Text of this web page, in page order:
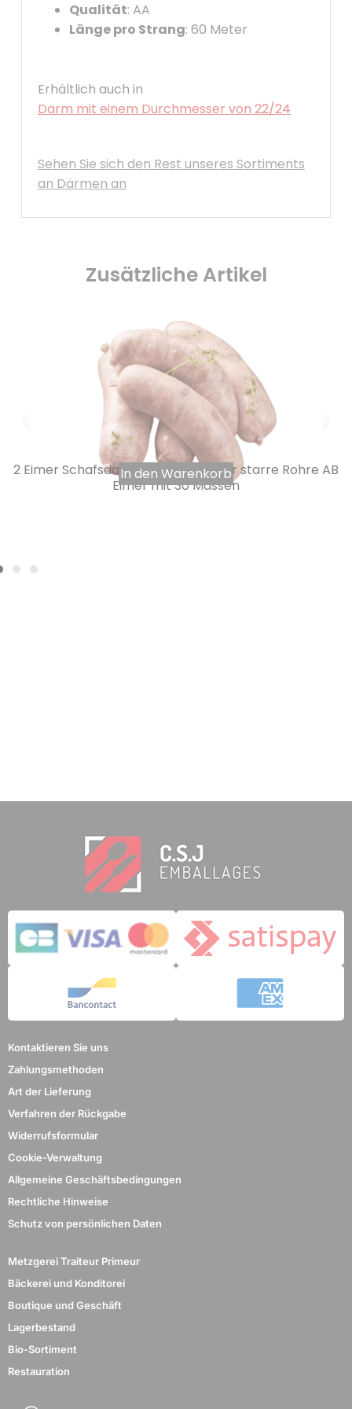
Qualität: AA
Länge pro Strang: 60 Meter
Erhältlich auch in
Darm mit einem Durchmesser von 22/24
Sehen Sie sich den Rest unseres Sortiments
an Därmen an
Zusätzliche Artikel
2 Eimer Schafsdarm 24/26 60 Meter starre Rohre AB
Eimer mit 30 Massen
In den Warenkorb
Kontaktieren Sie uns
Zahlungsmethoden
Art der Lieferung
Verfahren der Rückgabe
Widerrufsformular
Cookie-Verwaltung
Allgemeine Geschäftsbedingungen
Rechtliche Hinweise
Schutz von persönlichen Daten
Metzgerei Traiteur Primeur
Bäckerei und Konditorei
Boutique und Geschäft
Lagerbestand
Bio-Sortiment
Restauration